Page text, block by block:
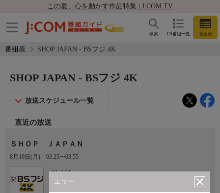
この夏、心を動かす作品特集 | J:COM TV
CS番組一覧 番組表
検索
番組表 SHOP JAPAN - BSフジ 4K
エラー
SHOP JAPAN - BSフジ 4K
放送スケジュール一覧
直近の放送
ＳＨＯＰ ＪＡＰＡＮ
8月10日(月) 03:25〜03:55
Ch.181
BSフジ 4K